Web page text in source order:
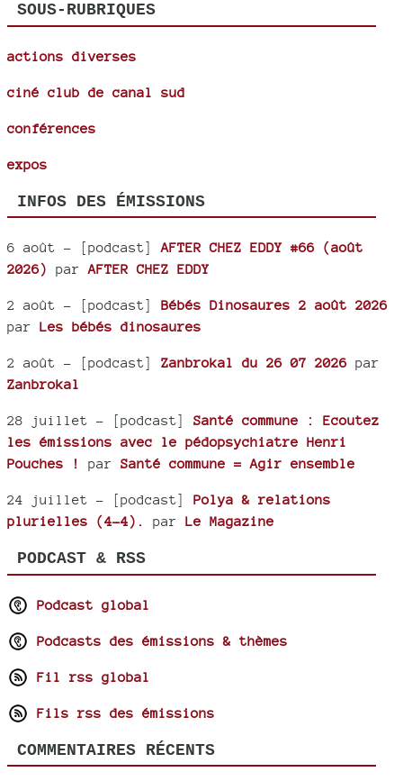
SOUS-RUBRIQUES
actions diverses
ciné club de canal sud
conférences
expos
INFOS DES ÉMISSIONS
6 août - [podcast] AFTER CHEZ EDDY #66 (août
2026)
par AFTER CHEZ EDDY
2 août - [podcast] Bébés Dinosaures 2 août 2026
par Les bébés dinosaures
2 août - [podcast] Zanbrokal du 26 07 2026 par
Zanbrokal
28 juillet - [podcast] Santé commune : Ecoutez
les émissions avec le pédopsychiatre Henri
Pouches !
par Santé commune = Agir ensemble
24 juillet - [podcast] Polya & relations
plurielles (4-4).
par Le Magazine
PODCAST & RSS
Podcast global
Podcasts des émissions & thèmes
Fil rss global
Fils rss des émissions
COMMENTAIRES RÉCENTS